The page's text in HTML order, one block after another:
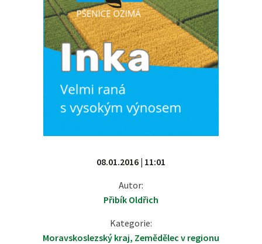
08.01.2016 | 11:01
Autor:
Přibík Oldřich
Kategorie:
Moravskoslezský kraj, Zemědělec v regionu